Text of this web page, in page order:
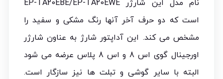
نام مدل این شارژر EP-TA20EBE/EP-TA20EWE
است که دو حرف آخر آنها رنگ مشکی و سفید را
مشخص می کند. این آداپتور شارژ به عناون شارژر
اورجینال گوی اس 8 و اس 8 پلاس عرضه می شود
البته با سایر گوشی و تبلت ها نیز سازگار است.